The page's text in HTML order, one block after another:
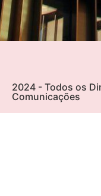
2024 - Todos os
Comunicações